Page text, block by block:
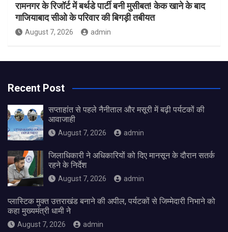
रामनगर के रिजॉर्ट में बर्थडे पार्टी बनी मुसीबत! केक खाने के बाद
गाजियाबाद सीओ के परिवार की बिगड़ी तबीयत
August 7, 2026 admin
Recent Post
सप्ताहांत से पहले नैनीताल और मसूरी में बढ़ी पर्यटकों की
आवाजाही
August 7, 2026 admin
जिलाधिकारी ने अधिकारियों को दिए मानसून के दौरान सतर्क
रहने के निर्देश
August 7, 2026 admin
प्लास्टिक मुक्त उत्तराखंड बनाने की अपील, पर्यटकों से जिम्मेदारी निभाने को
कहा मुख्यमंत्री धामी ने
August 7, 2026 admin